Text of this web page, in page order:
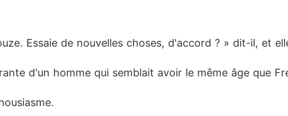
Essaie de nouvelles choses, d'accord ? » dit-il, et
d'un homme qui semblait avoir le même âge que